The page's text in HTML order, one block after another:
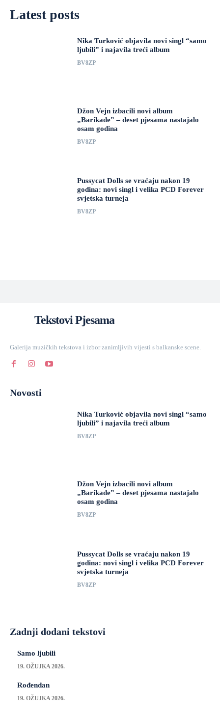
Latest posts
Nika Turković objavila novi singl “samo
ljubili” i najavila treći album
BV8ZP
Džon Vejn izbacili novi album
„Barikade” – deset pjesama nastajalo
osam godina
BV8ZP
Pussycat Dolls se vraćaju nakon 19
godina: novi singl i velika PCD Forever
svjetska turneja
BV8ZP
Tekstovi Pjesama
Galerija muzičkih tekstova i izbor zanimljivih vijesti s balkanske scene.
Novosti
Nika Turković objavila novi singl “samo
ljubili” i najavila treći album
BV8ZP
Džon Vejn izbacili novi album
„Barikade” – deset pjesama nastajalo
osam godina
BV8ZP
Pussycat Dolls se vraćaju nakon 19
godina: novi singl i velika PCD Forever
svjetska turneja
BV8ZP
Zadnji dodani tekstovi
Samo ljubili
19. OŽUJKA 2026.
Rođendan
19. OŽUJKA 2026.